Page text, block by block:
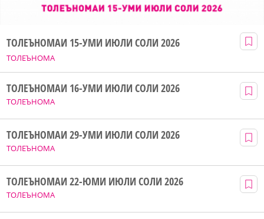
ТОЛЕЪНОМА
ТОЛЕЪНОМАИ 15-УМИ ИЮЛИ СОЛИ 2026
ТОЛЕЪНОМА
ТОЛЕЪНОМАИ 16-УМИ ИЮЛИ СОЛИ 2026
ТОЛЕЪНОМА
ТОЛЕЪНОМАИ 29-УМИ ИЮЛИ СОЛИ 2026
ТОЛЕЪНОМА
ТОЛЕЪНОМАИ 22-ЮМИ ИЮЛИ СОЛИ 2026